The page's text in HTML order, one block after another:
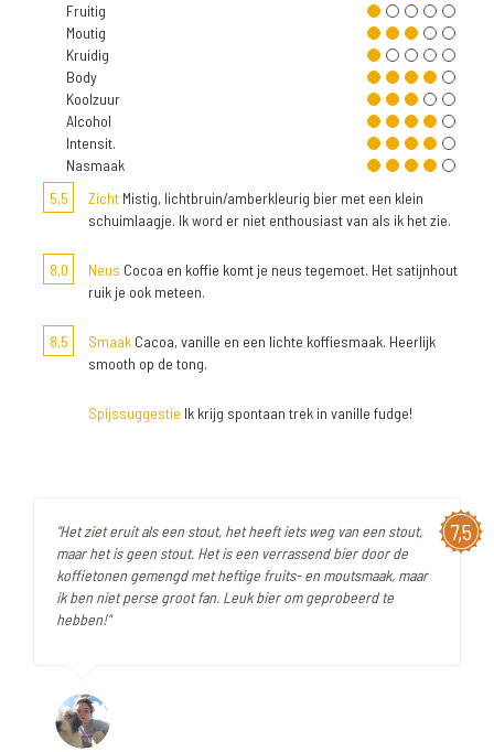
Fruitig
Moutig
Kruidig
Body
Koolzuur
Alcohol
Intensit.
Nasmaak
5,5
Zicht Mistig, lichtbruin/amberkleurig bier met een klein
schuimlaagje. Ik word er niet enthousiast van als ik het zie.
8,0 Neus Cocoa en koffie komt je neus tegemoet. Het satijnhout
ruik je ook meteen.
8,5 Smaak Cacoa, vanille en een lichte koffiesmaak. Heerlijk
smooth op de tong.
Spijssuggestie Ik krijg spontaan trek in vanille fudge!
7,5
"Het ziet eruit als een stout, het heeft iets weg van een stout,
maar het is geen stout. Het is een verrassend bier door de
koffietonen gemengd met heftige fruits- en moutsmaak, maar
ik ben niet perse groot fan. Leuk bier om geprobeerd te
hebben!"